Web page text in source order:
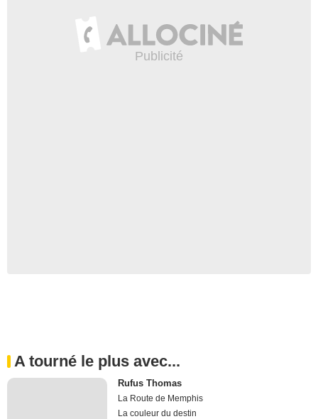
A tourné le plus avec...
Rufus Thomas
La Route de Memphis
La couleur du destin